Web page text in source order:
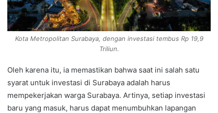
Kota Metropolitan Surabaya, dengan investasi tembus Rp 19,9
Triliun.
Oleh karena itu, ia memastikan bahwa saat ini salah satu
syarat untuk investasi di Surabaya adalah harus
mempekerjakan warga Surabaya. Artinya, setiap investasi
baru yang masuk, harus dapat menumbuhkan lapangan